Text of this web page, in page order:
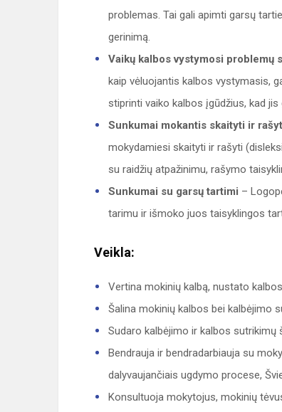
problemas. Tai gali apimti garsų
gerinimą.
Vaikų kalbos vystymosi problemų
kaip vėluojantis kalbos vystymasis,
stiprinti vaiko kalbos įgūdžius, kad
Sunkumai mokantis skaityti ir
mokydamiesi skaityti ir rašyti
su raidžių atpažinimu, rašymo
Sunkumai su garsų tartimi –
tarimu ir išmoko juos taisyklingos
Veikla:
Vertina mokinių kalbą, nustato
Šalina mokinių kalbos bei kalbėjimo
Sudaro kalbėjimo ir kalbos sutrikimų
Bendrauja ir bendradarbiauja su
dalyvaujančiais ugdymo procese,
Konsultuoja mokytojus, mokinių